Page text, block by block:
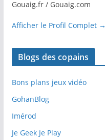
Gouaig.fr / Gouaig.com
Afficher le Profil Complet →
Blogs des copains
Bons plans jeux vidéo
GohanBlog
Imérod
Je Geek Je Play